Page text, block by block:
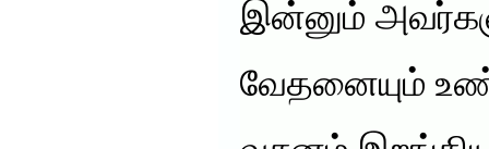
இன்னும்
வேதனையும்